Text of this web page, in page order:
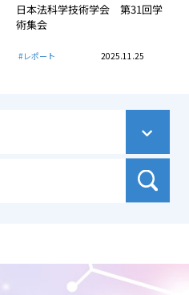
日本法科学技術学会 第31回学
術集会
#レポート 2025.11.25